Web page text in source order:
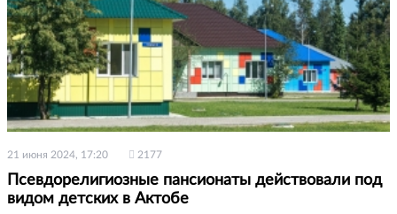
21 июня 2024, 17:20 2177
Псевдорелигиозные пансионаты действовали под
видом детских в Актобе